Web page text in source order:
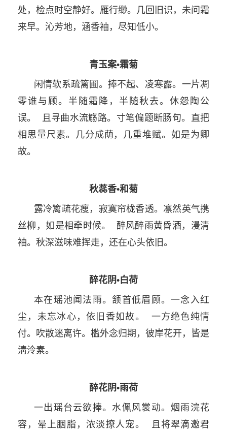
处，检点时空静好。雁行缈。几回旧识，未问霜
来早。沁芳地，涵香袖，尽知低小。
青玉案•霜菊
闲情软系疏篱圃。捧不起、凌寒露。一片凋
零谁与顾。半随霜降，半随秋去。休怨陶公
误。 且寻曲水流觞路。寸笔偏题断肠句。直把
相思量尺素。几分成荫，几重堆赋。如是为卿
故。
秋蕊香•和菊
露冷篱疏花瘦，寂寞帘栊香透。凛然英气携
丝柳，如是相牵时候。 醉风醉雨黄昏酒，漫清
袖。秋深滋味难挥走，还在心头依旧。
醉花阴•白荷
本在瑶池闻法雨。颔首低眉顾。一念入红
尘，未忘冰心，依旧香如故。 一方绝色纯情
付。吹散迷离许。槛外念归期，彼岸花开，皆是
淸泠素。
醉花阴•雨荷
一出瑶台云欲捧。水佩风裳动。烟雨浣花
容，晕上胭脂，浓淡撩人宠。 且将翠滴邀君